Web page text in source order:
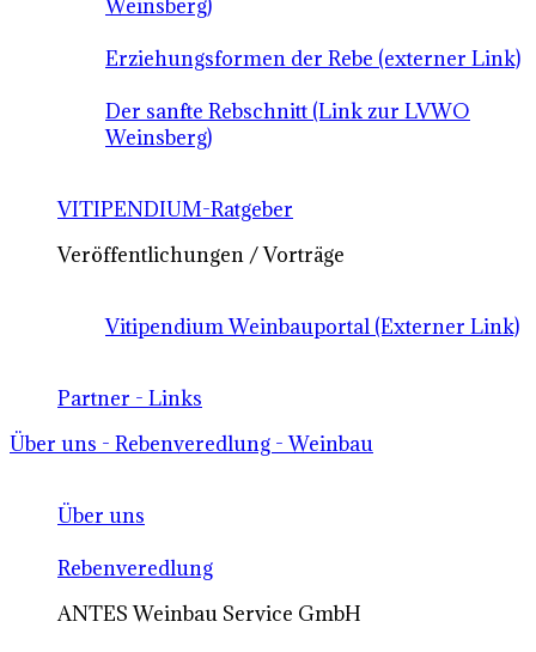
Weinsberg)
Erziehungsformen der Rebe (externer Link)
Der sanfte Rebschnitt (Link zur LVWO
Weinsberg)
VITIPENDIUM-Ratgeber
Veröffentlichungen / Vorträge
Vitipendium Weinbauportal (Externer Link)
Partner - Links
Über uns - Rebenveredlung - Weinbau
Über uns
Rebenveredlung
ANTES Weinbau Service GmbH